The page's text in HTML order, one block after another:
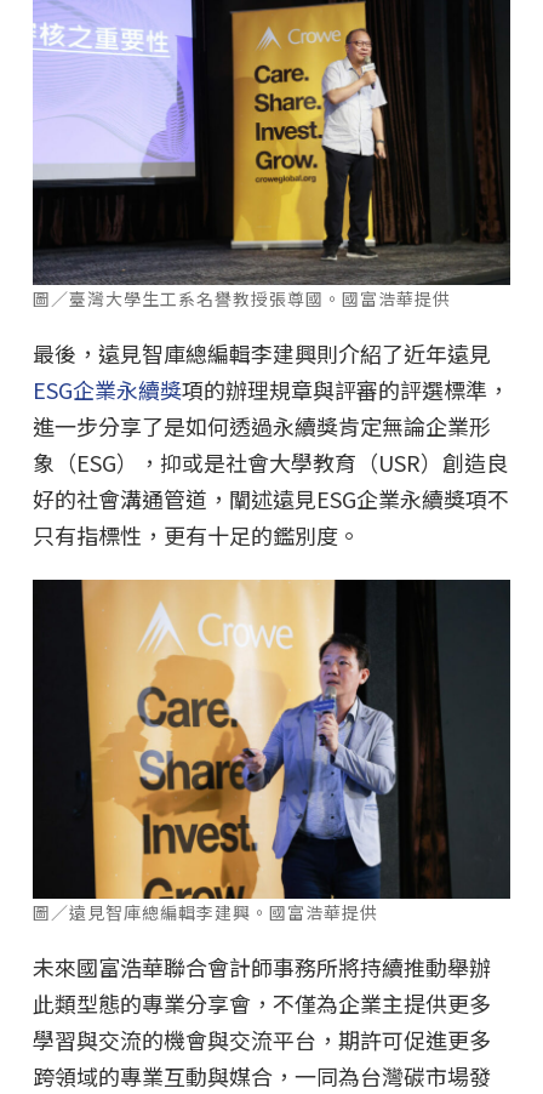
圖／臺灣大學生工系名譽教授張尊國。國富浩華提供
最後，遠見智庫總編輯李建興則介紹了近年遠見
ESG企業永續獎項的辦理規章與評審的評選標準，
進一步分享了是如何透過永續獎肯定無論企業形
象（ESG），抑或是社會大學教育（USR）創造良
好的社會溝通管道，闡述遠見ESG企業永續獎項不
只有指標性，更有十足的鑑別度。
圖／遠見智庫總編輯李建興。國富浩華提供
未來國富浩華聯合會計師事務所將持續推動舉辦
此類型態的專業分享會，不僅為企業主提供更多
學習與交流的機會與交流平台，期許可促進更多
跨領域的專業互動與媒合，一同為台灣碳市場發